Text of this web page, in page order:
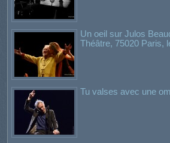
Un oeil sur Julos
Théâtre, 75020 Paris,
Tu valses avec une